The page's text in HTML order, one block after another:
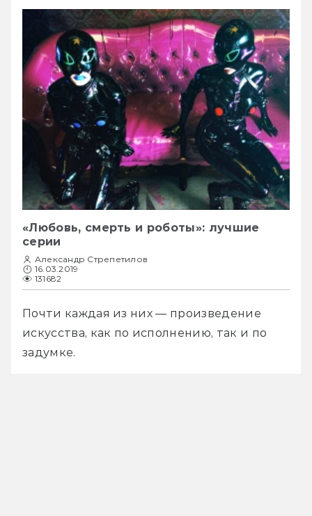
«Любовь, смерть и роботы»: лучшие
серии
Александр Стрепетилов
16.03.2019
131682
Почти каждая из них — произведение
искусства, как по исполнению, так и по
задумке.